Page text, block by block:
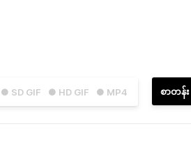
● SD GIF ● HD GIF ● MP4 စာတန်း